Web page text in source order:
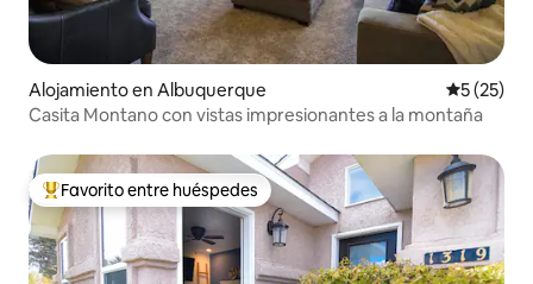
Alojamiento en Albuquerque
5 (25)
Casita Montano con vistas impresionantes a la montaña
Favorito entre huéspedes preferido
Favorito entre huéspedes